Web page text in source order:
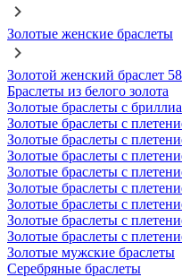
Золотые женские браслеты
Золотой женский браслет
Браслеты из белого золота
Золотые браслеты с
Золотые браслеты с
Золотые браслеты с
Золотые браслеты с
Золотые браслеты с
Золотые браслеты с
Золотые браслеты с
Золотые браслеты с
Золотые браслеты с
Золотые мужские браслеты
Серебряные браслеты